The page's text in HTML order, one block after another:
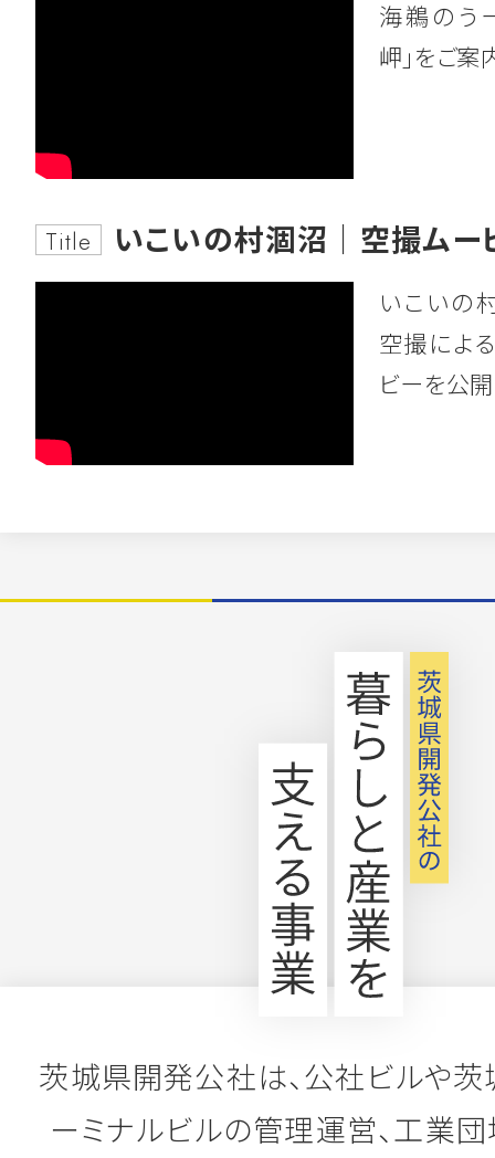
2022.10.21
ホームページをリニューアルしました。
お知らせ 2022.09.05
風水害を想定した防災訓練を実施しま
令和４年８月４日、開発公社では企
水害を想定した防災訓練を実施しまし
詳しくはこちら
2026.07.06
フロンティアパーク坂東(坂東山地区)
とおりです。
令和8年度工事の発注見通し一覧(R8
東
2026.05.18
阿見実穀地区に係る工事発注見通し
1四半期分)については、次のとおりです
令和8年度工事の発注見通し一覧(R8
第76-48号 坂東山地区 造成工事(
第76-49号 坂東山地区 造成工事(
海鵜のう
岬」をご案
Title いこいの村涸沼｜空撮ム
いこいの
空撮によ
ビーを公
茨城県開発公社は、公社ビルや
ーミナルビルの管理運営、工業団